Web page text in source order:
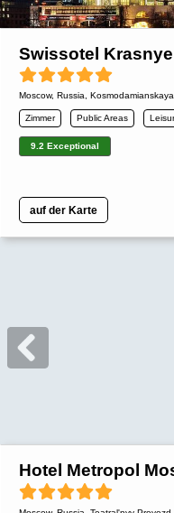
Swissotel
Moscow, Russia,
Zimmer Public Areas
9.2 Exceptional
auf der Karte
Hotel Metropol